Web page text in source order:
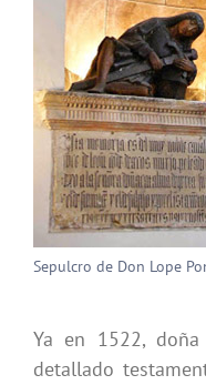
Sepulcro de Don Lope
Ya en 1522,
detallado